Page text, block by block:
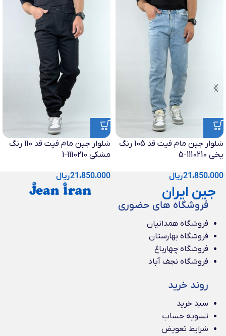
شلوار جین مام فیت قد 105 رنگ
یخی 1110210-5
21،850،000ریال
شلوار جین مام فیت قد 110 رنگ
مشکی 1110210-1
21،850،000ریال
جین ایران
فروشگاه های حضوری
فروشگاه همدانیان
فروشگاه بهارستان
فروشگاه چهارباغ
فروشگاه نجف آباد
روند خرید
سبد خرید
تسویه حساب
شرایط تعویض